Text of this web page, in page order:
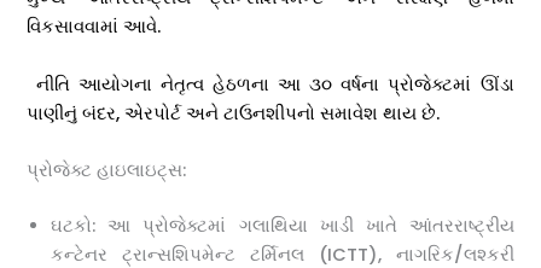
વિકસાવવામાં આવે.
નીતિ આયોગના નેતૃત્વ હેઠળના આ ૩૦ વર્ષના પ્રોજેક્ટમાં ઊંડા
પાણીનું બંદર, એરપોર્ટ અને ટાઉનશીપનો સમાવેશ થાય છે.
પ્રોજેક્ટ હાઇલાઇટ્સ:
ઘટકો: આ પ્રોજેક્ટમાં ગલાથિયા ખાડી ખાતે આંતરરાષ્ટ્રીય
કન્ટેનર ટ્રાન્સશિપમેન્ટ ટર્મિનલ (ICTT), નાગરિક/લશ્કરી